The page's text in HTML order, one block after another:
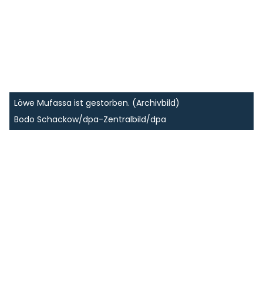
Löwe Mufassa ist gestorben. (Archivbild)
Bodo Schackow/dpa-Zentralbild/dpa